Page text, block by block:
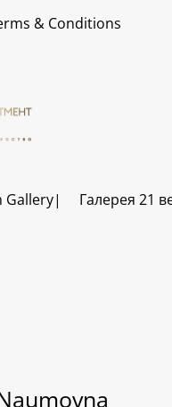
& Conditions
Gallery Галерея 21